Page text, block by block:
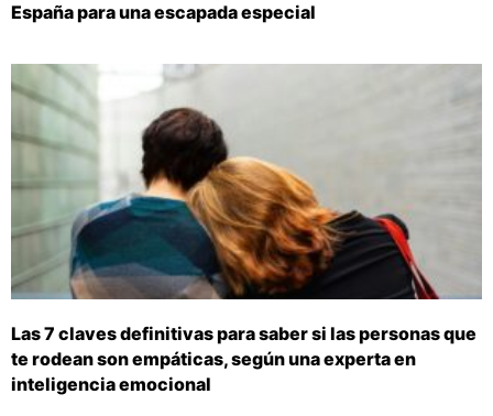
España para una escapada especial
Las 7 claves definitivas para saber si las personas que
te rodean son empáticas, según una experta en
inteligencia emocional